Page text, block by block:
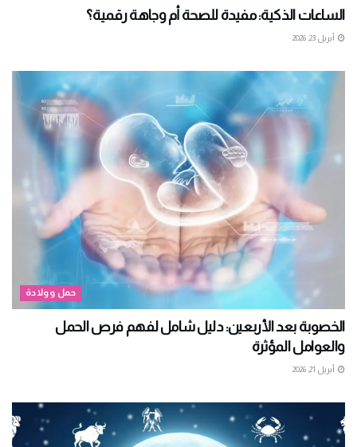
الساعات الذكية: مفيدة للصحة أم وجاهة رقمية؟
أبريل 23, 2026
حمل وولادة
الخصوبة بعد الأربعين: دليل شامل لفهم فرص الحمل
والعوامل المؤثرة
أبريل 21, 2026